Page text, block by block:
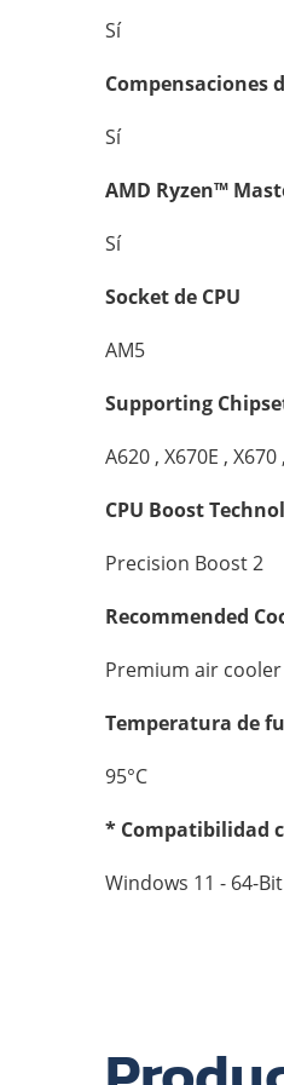
Sí
Compensaciones
Sí
AMD Ryzen™
Sí
Socket de CPU
AM5
Supporting
A620 , X670E ,
CPU Boost
Precision Boost 2
Recommended
Premium air
Temperatura de
95°C
* Compatibilidad
Windows 11 - 64-